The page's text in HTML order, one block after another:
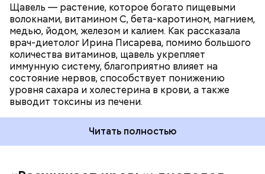
Щавель — растение, которое богато пищевыми
волокнами, витамином С, бета-каротином, магнием,
медью, йодом, железом и калием. Как рассказала
врач-диетолог Ирина Писарева, помимо большого
количества витаминов, щавель укрепляет
иммунную систему, благоприятно влияет на
состояние нервов, способствует понижению
уровня сахара и холестерина в крови, а также
выводит токсины из печени.
Читать полностью
Диетолог отметила, что норма потребления